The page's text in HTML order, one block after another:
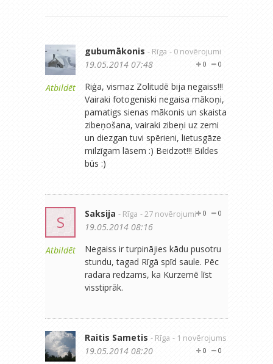
Atbildēt
gubumākonis - Rīga - 0 novērojumi
0
0
19.05.2014 07:48
Riģa, vismaz Zolitudē bija negaiss!!!
Vairaki fotogeniski negaisa mākoņi,
pamatigs sienas mākonis un skaista
zibeņošana, vairaki zibeņi uz zemi
un diezgan tuvi spērieni, lietusgāze
milzīgam lāsem :) Beidzot!!! Bildes
būs :)
S
Atbildēt
Saksija - Rīga - 27 novērojumi 0
0
19.05.2014 08:16
Negaiss ir turpinājies kādu pusotru
stundu, tagad Rīgā spīd saule. Pēc
radara redzams, ka Kurzemē līst
visstiprāk.
Raitis Sametis - Rīga - 1 novērojums
0
0
19.05.2014 08:20